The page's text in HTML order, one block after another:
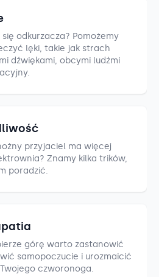
odkurzacza? Pomożemy
lęki, takie jak strach
dźwiękami, obcymi ludźmi
przyjaciel ma więcej
Znamy kilka trików,
poradzić.
górę warto zastanowić
samopoczucie i urozmaicić
czworonoga.